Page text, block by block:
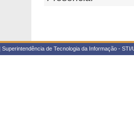
Superintendência de Tecnologia da Informação -